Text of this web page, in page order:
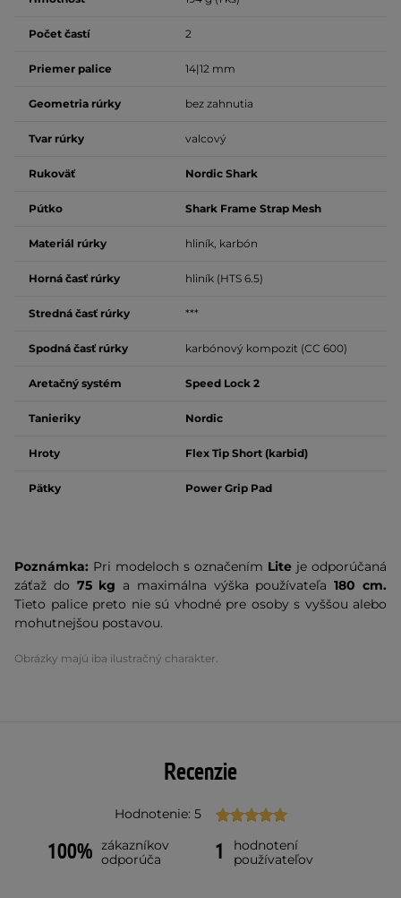
Počet častí 2
Priemer palice 14|12 mm
Geometria rúrky bez zahnutia
Tvar rúrky valcový
Rukoväť Nordic Shark
Pútko Shark Frame Strap Mesh
Materiál rúrky hliník, karbón
Horná časť rúrky hliník (HTS 6.5)
Stredná časť rúrky ***
Spodná časť rúrky karbónový kompozit (CC 600)
Aretačný systém Speed Lock 2
Tanieriky Nordic
Hroty Flex Tip Short (karbid)
Pätky Power Grip Pad
Poznámka: Pri modeloch s označením Lite je odporúčaná
záťaž do 75 kg a maximálna výška používateľa180 cm.
Tieto palice preto nie sú vhodné pre osoby s vyššou alebo
mohutnejšou postavou.
Obrázky majú iba ilustračný charakter.
Recenzie
Hodnotenie: 5
100% zákazníkov
odporúča
1
hodnotení
používateľov